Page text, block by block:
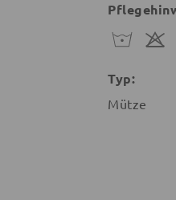
Typ:
Mütze